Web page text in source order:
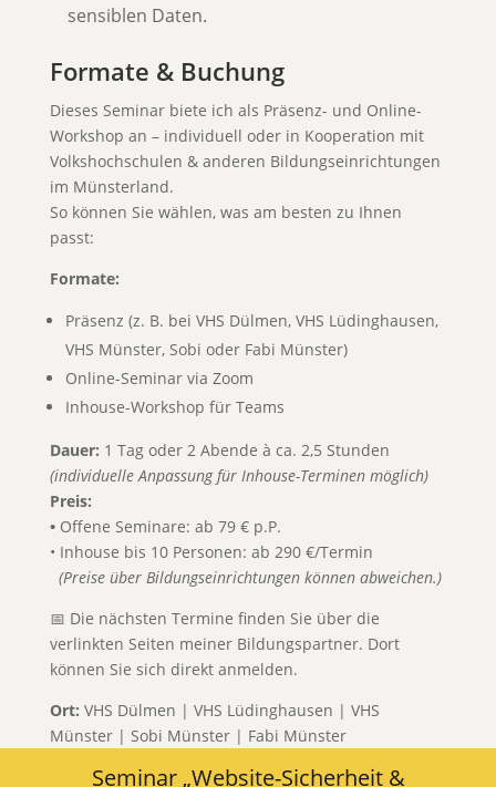
sensiblen Daten.
Formate & Buchung
Dieses Seminar biete ich als Präsenz- und Online-
Workshop an – individuell oder in Kooperation mit
Volkshochschulen & anderen Bildungseinrichtungen
im Münsterland.
So können Sie wählen, was am besten zu Ihnen
passt:
Formate:
Präsenz (z. B. bei VHS Dülmen, VHS Lüdinghausen,
VHS Münster, Sobi oder Fabi Münster)
Online-Seminar via Zoom
Inhouse-Workshop für Teams
Dauer: 1 Tag oder 2 Abende à ca. 2,5 Stunden
(individuelle Anpassung für Inhouse-Terminen möglich)
Preis:
• Offene Seminare: ab 79 € p.P.
• Inhouse bis 10 Personen: ab 290 €/Termin
(Preise über Bildungseinrichtungen können abweichen.)
📅 Die nächsten Termine finden Sie über die
verlinkten Seiten meiner Bildungspartner. Dort
können Sie sich direkt anmelden.
Ort: VHS Dülmen | VHS Lüdinghausen | VHS
Münster | Sobi Münster | Fabi Münster
Seminar „Website-Sicherheit &